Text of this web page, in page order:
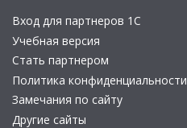
Вход для партнеров 1С
Учебная версия
Стать партнером
Политика конфиденциальности
Замечания по сайту
Другие сайты